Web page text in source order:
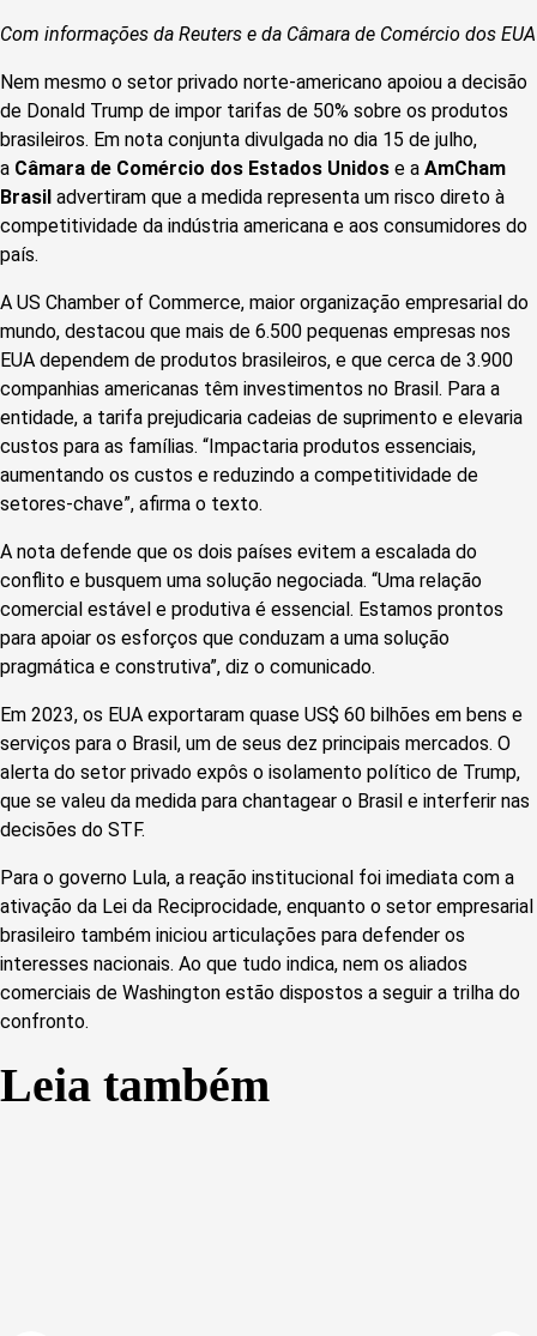
Com informações da Reuters e da Câmara de Comércio dos EUA
Nem mesmo o setor privado norte-americano apoiou a decisão
de Donald Trump de impor tarifas de 50% sobre os produtos
brasileiros. Em nota conjunta divulgada no dia 15 de julho,
a Câmara de Comércio dos Estados Unidos e a AmCham
Brasil advertiram que a medida representa um risco direto à
competitividade da indústria americana e aos consumidores do
país.
A US Chamber of Commerce, maior organização empresarial do
mundo, destacou que mais de 6.500 pequenas empresas nos
EUA dependem de produtos brasileiros, e que cerca de 3.900
companhias americanas têm investimentos no Brasil. Para a
entidade, a tarifa prejudicaria cadeias de suprimento e elevaria
custos para as famílias. “Impactaria produtos essenciais,
aumentando os custos e reduzindo a competitividade de
setores-chave”, afirma o texto.
A nota defende que os dois países evitem a escalada do
conflito e busquem uma solução negociada. “Uma relação
comercial estável e produtiva é essencial. Estamos prontos
para apoiar os esforços que conduzam a uma solução
pragmática e construtiva”, diz o comunicado.
Em 2023, os EUA exportaram quase US$ 60 bilhões em bens e
serviços para o Brasil, um de seus dez principais mercados. O
alerta do setor privado expôs o isolamento político de Trump,
que se valeu da medida para chantagear o Brasil e interferir nas
decisões do STF.
Para o governo Lula, a reação institucional foi imediata com a
ativação da Lei da Reciprocidade, enquanto o setor empresarial
brasileiro também iniciou articulações para defender os
interesses nacionais. Ao que tudo indica, nem os aliados
comerciais de Washington estão dispostos a seguir a trilha do
confronto.
Leia também